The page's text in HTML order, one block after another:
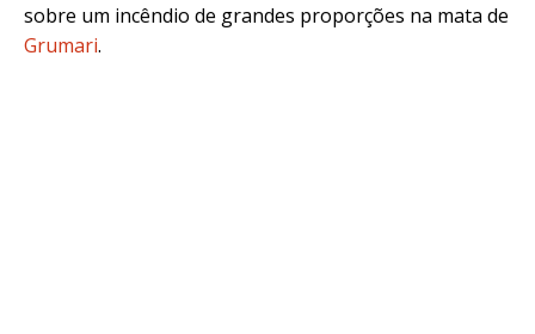
sobre um incêndio de grandes proporções na mata de
Grumari.